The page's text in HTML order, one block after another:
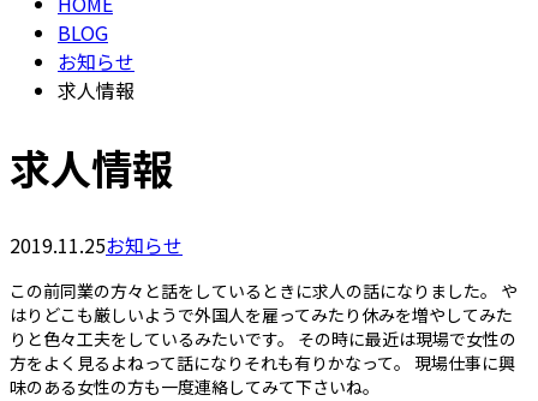
BLOG
お知らせ
求人情報
求人情報
2019.11.25お知らせ
この前同業の方々と話をしているときに求人の話になりました。 や
はりどこも厳しいようで外国人を雇ってみたり休みを増やしてみた
りと色々工夫をしているみたいです。 その時に最近は現場で女性の
方をよく見るよねって話になりそれも有りかなって。 現場仕事に興
味のある女性の方も一度連絡してみて下さいね。